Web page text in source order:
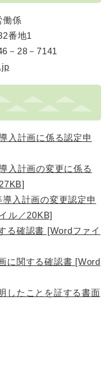
働係
番地1
－28－7141
入計画に係る認定申
入計画の変更に係る
導入計画の変更認定申
ル／20KB]
る確認書 [Wordファイ
に関する確認書 [Word
したことを証する書面